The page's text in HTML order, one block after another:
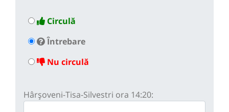
Circulă
Întrebare
Nu circulă
Hârșoveni-Tisa-Silvestri ora 14:20: